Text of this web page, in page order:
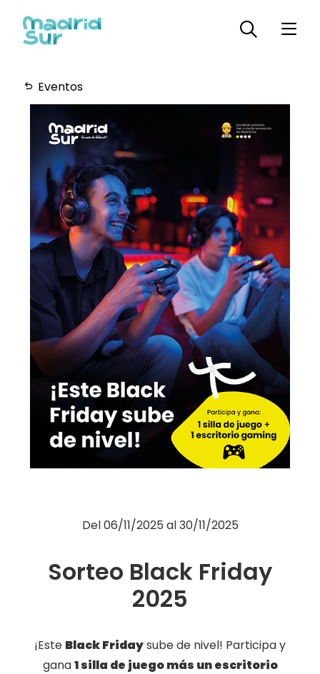
Horarios
Plano
Servicios
Moda
Restauración
Ocio
Servicios
Hipermercado
Telefonía
Otros
Eventos
Del06/11/2025 al30/11/2025
Sorteo Black Friday
2025
¡Este Black Fridaysube de nivel! Participa y
gana1 silla de juego más un escritorio